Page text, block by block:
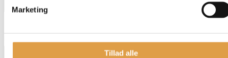
Marketing
Tillad alle